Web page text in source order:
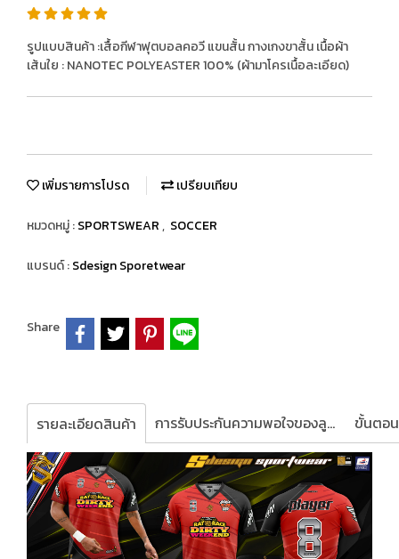
รูปแบบสินค้า :เสื้อกีฬาฟุตบอลคอวี แขนสั้น กางเกงขาสั้น เนื้อผ้า
เส้นใย : NANOTEC POLYEASTER 100% (ผ้ามาโครเนื้อละเอียด)
เพิ่มรายการโปรด เปรียบเทียบ
หมวดหมู่ :SPORTSWEAR, SOCCER
แบรนด์ :Sdesign Sporetwear
Share
รายละเอียดสินค้า การรับประกันความพอใจของลูกค้า